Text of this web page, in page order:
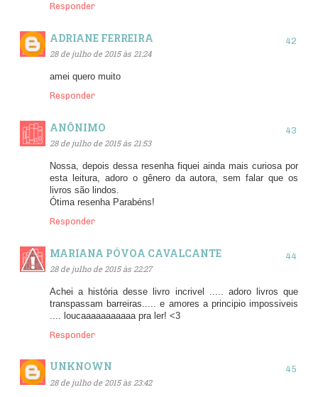
Responder
ADRIANE FERREIRA
28 de julho de 2015 às 21:24
amei quero muito
Responder
ANÔNIMO
28 de julho de 2015 às 21:53
Nossa, depois dessa resenha fiquei ainda mais curiosa por
esta leitura, adoro o gênero da autora, sem falar que os
livros são lindos.
Ótima resenha Parabéns!
Responder
MARIANA PÓVOA CAVALCANTE
28 de julho de 2015 às 22:27
Achei a história desse livro incrivel ..... adoro livros que
transpassam barreiras..... e amores a principio impossiveis
.... loucaaaaaaaaaaa pra ler! <3
Responder
UNKNOWN
28 de julho de 2015 às 23:42